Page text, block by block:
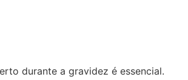
durante a gravidez é essencial.